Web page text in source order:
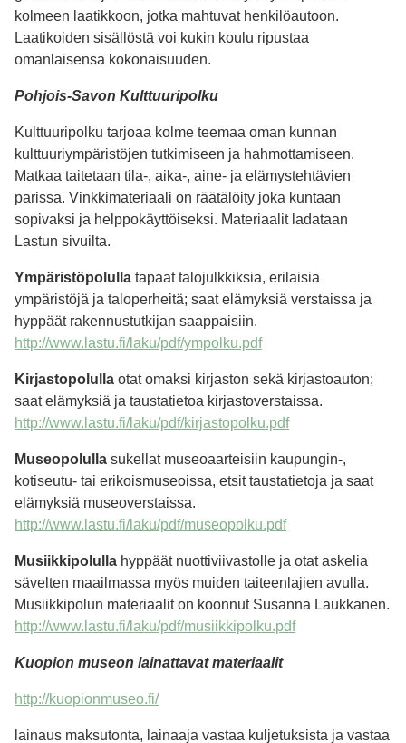
kolmeen laatikkoon, jotka mahtuvat henkilöautoon.
Laatikoiden sisällöstä voi kukin koulu ripustaa
omanlaisensa kokonaisuuden.
Pohjois-Savon Kulttuuripolku
Kulttuuripolku tarjoaa kolme teemaa oman kunnan
kulttuuriympäristöjen tutkimiseen ja hahmottamiseen.
Matkaa taitetaan tila-, aika-, aine- ja elämystehtävien
parissa. Vinkkimateriaali on räätälöity joka kuntaan
sopivaksi ja helppokäyttöiseksi. Materiaalit ladataan
Lastun sivuilta.
Ympäristöpolulla tapaat talojulkkiksia, erilaisia
ympäristöjä ja taloperheitä; saat elämyksiä verstaissa ja
hyppäät rakennustutkijan saappaisiin.
http://www.lastu.fi/laku/pdf/ympolku.pdf
Kirjastopolulla otat omaksi kirjaston sekä kirjastoauton;
saat elämyksiä ja taustatietoa kirjastoverstaissa.
http://www.lastu.fi/laku/pdf/kirjastopolku.pdf
Museopolulla sukellat museoaarteisiin kaupungin-,
kotiseutu- tai erikoismuseoissa, etsit taustatietoja ja saat
elämyksiä museoverstaissa.
http://www.lastu.fi/laku/pdf/museopolku.pdf
Musiikkipolulla hyppäät nuottiviivastolle ja otat askelia
sävelten maailmassa myös muiden taiteenlajien avulla.
Musiikkipolun materiaalit on koonnut Susanna Laukkanen.
http://www.lastu.fi/laku/pdf/musiikkipolku.pdf
Kuopion museon lainattavat materiaalit
http://kuopionmuseo.fi/
lainaus maksutonta, lainaaja vastaa kuljetuksista ja vastaa